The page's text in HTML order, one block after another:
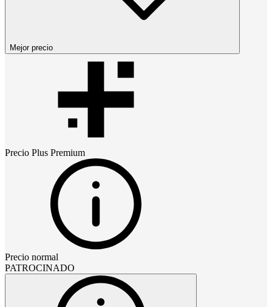
Mejor precio
Precio Plus Premium
Precio normal
PATROCINADO